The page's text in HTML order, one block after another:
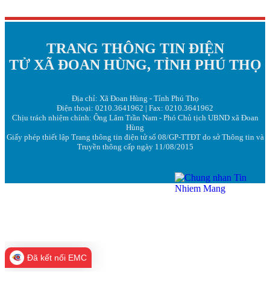
TRANG THÔNG TIN ĐIỆN
TỬ XÃ ĐOAN HÙNG, TỈNH PHÚ THỌ
Địa chỉ: Xã Đoan Hùng - Tỉnh Phú Thọ
Điện thoại: 0210.3641962 | Fax: 0210.3641962
Chịu trách nhiệm chính: Ông Lâm Trần Nam - Phó Chủ tịch UBND xã Đoan
Hùng
Giấy phép thiết lập Trang thông tin điện tử số 08/GP-TTĐT do sở Thông tin và
Truyền thông cấp ngày 11/08/2015
Đã kết nối EMC